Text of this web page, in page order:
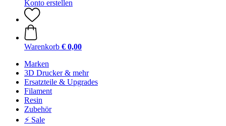
Konto erstellen
Warenkorb € 0,00
Marken
3D Drucker & mehr
Ersatzteile & Upgrades
Filament
Resin
Zubehör
⚡ Sale